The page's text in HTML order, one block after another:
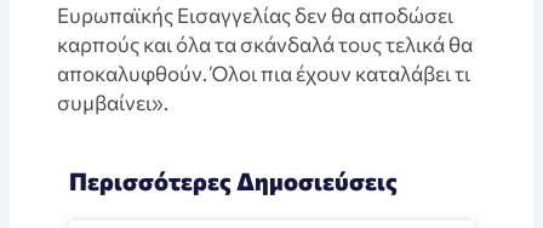
Ευρωπαϊκής Εισαγγελίας δεν θα αποδώσει
καρπούς και όλα τα σκάνδαλά τους τελικά θα
αποκαλυφθούν. Όλοι πια έχουν καταλάβει τι
συμβαίνει».
Περισσότερες Δημοσιεύσεις